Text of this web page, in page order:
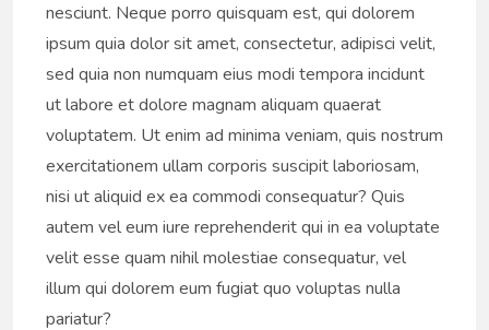
nesciunt. Neque porro quisquam est, qui dolorem
ipsum quia dolor sit amet, consectetur, adipisci velit,
sed quia non numquam eius modi tempora incidunt
ut labore et dolore magnam aliquam quaerat
voluptatem. Ut enim ad minima veniam, quis nostrum
exercitationem ullam corporis suscipit laboriosam,
nisi ut aliquid ex ea commodi consequatur? Quis
autem vel eum iure reprehenderit qui in ea voluptate
velit esse quam nihil molestiae consequatur, vel
illum qui dolorem eum fugiat quo voluptas nulla
pariatur?